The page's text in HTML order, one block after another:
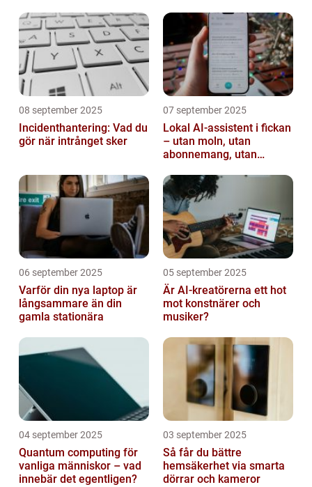
08 september 2025
Incidenthantering: Vad du
gör när intrånget sker
07 september 2025
Lokal AI-assistent i fickan
– utan moln, utan
abonnemang, utan
06 september 2025
Varför din nya laptop är
långsammare än din
gamla stationära
05 september 2025
Är AI-kreatörerna ett hot
mot konstnärer och
musiker?
04 september 2025
Quantum computing för
vanliga människor – vad
innebär det egentligen?
03 september 2025
Så får du bättre
hemsäkerhet via smarta
dörrar och kameror